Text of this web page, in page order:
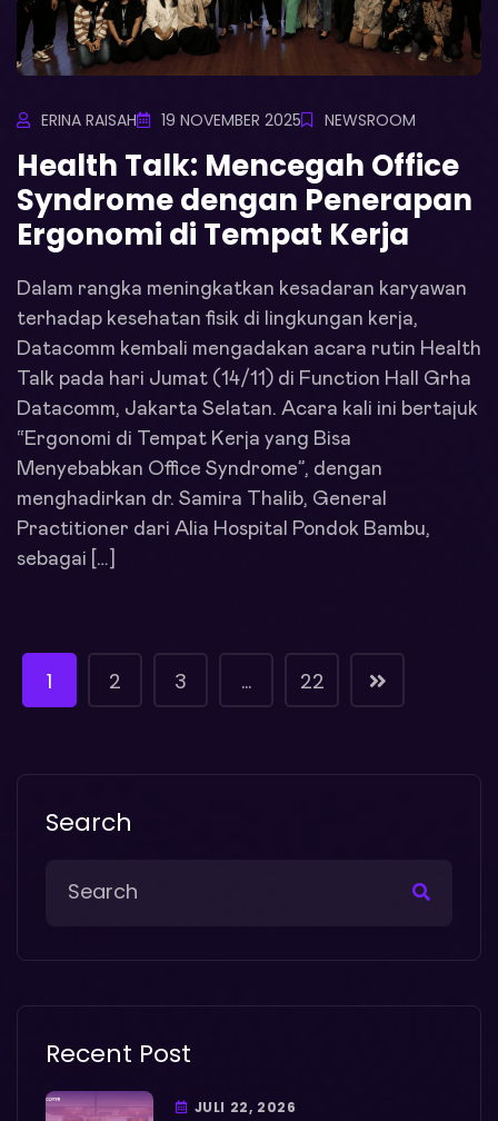
ERINA RAISAH 19 NOVEMBER 2025 NEWSROOM
Health Talk: Mencegah Office
Syndrome dengan Penerapan
Ergonomi di Tempat Kerja
Dalam rangka meningkatkan kesadaran karyawan
terhadap kesehatan fisik di lingkungan kerja,
Datacomm kembali mengadakan acara rutin Health
Talk pada hari Jumat (14/11) di Function Hall Grha
Datacomm, Jakarta Selatan. Acara kali ini bertajuk
“Ergonomi di Tempat Kerja yang Bisa
Menyebabkan Office Syndrome”, dengan
menghadirkan dr. Samira Thalib, General
Practitioner dari Alia Hospital Pondok Bambu,
sebagai […]
1 2 3 … 22
Search
Recent Post
JULI 22, 2026